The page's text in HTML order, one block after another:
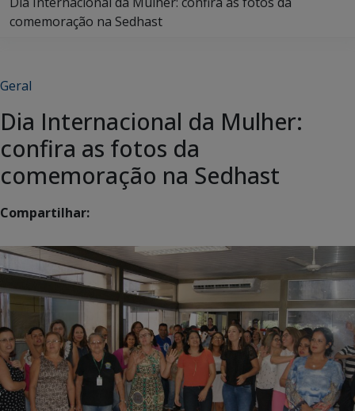
comemoração na Sedhast
Geral
Dia Internacional da Mulher:
confira as fotos da
comemoração na Sedhast
Compartilhar: